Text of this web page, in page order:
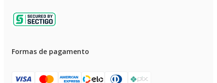
Formas de pagamento